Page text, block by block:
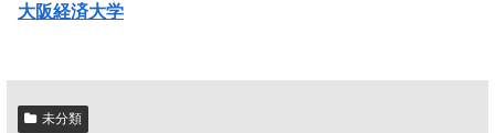
大阪経済大学
未分類